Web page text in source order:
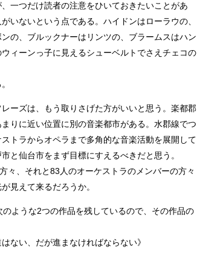
一つだけ読者の注意をひいておきたいことがあ
いないという点である。ハイドンはローラウの、
の、ブルックナーはリンツの、ブラームスはハン
ィーンっ子に見えるシューベルトでさえチェコの
ーズは、もう取りさげた方がいいと思う。楽都郡
りに近い位置に別の音楽都市がある。水郡線でつ
トラからオペラまで多角的な音楽活動を展開して
と仙台市をまず目標にすえるべきだと思う。
々、それと83人のオーケストラのメンバーの方々
見えて来るだろうか。
ような2つの作品を残しているので、その作品の
ない、だが進まなければならない》